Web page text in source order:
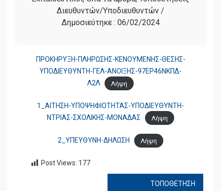
Διευθυντών/Υποδιευθυντών /
Δημοσιεύτηκε : 06/02/2024
ΠΡΟΚΗΡΥΞΗ-ΠΛΗΡΩΣΗΣ-ΚΕΝΟΥΜΕΝΗΣ-ΘΕΣΗΣ-
ΥΠΟΔΙΕΥΘΥΝΤΗ-ΓΕΛ-ΑΝΟΙΞΗΣ-97ΕΡ46ΝΚΠΔ-
Λ2Λ
Λήψη
1_ΑΙΤΗΣΗ-ΥΠΟΨΗΦΙΟΤΗΤΑΣ-ΥΠΟΔΙΕΥΘΥΝΤΗ-
ΝΤΡΙΑΣ-ΣΧΟΛΙΚΗΣ-ΜΟΝΑΔΑΣ
Λήψη
2_ΥΠΕΥΘΥΝΗ-ΔΗΛΩΣΗ Λήψη
Post Views: 177
ΤΟΠΟΘΕΤΗΣΗ